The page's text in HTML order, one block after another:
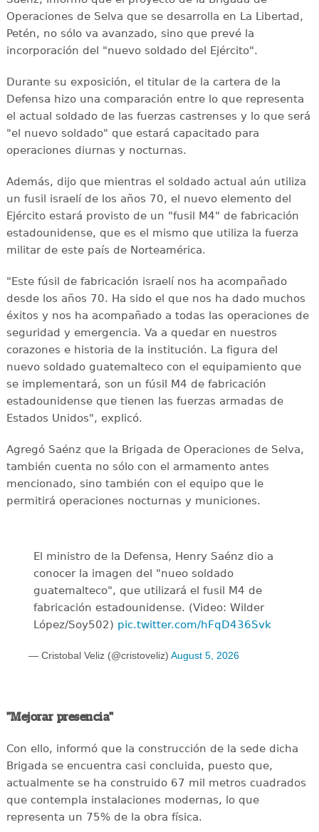
Operaciones de Selva que se desarrolla en La Libertad,
Petén, no sólo va avanzado, sino que prevé la
incorporación del "nuevo soldado del Ejército".
Durante su exposición, el titular de la cartera de la
Defensa hizo una comparación entre lo que representa
el actual soldado de las fuerzas castrenses y lo que será
"el nuevo soldado" que estará capacitado para
operaciones diurnas y nocturnas.
Además, dijo que mientras el soldado actual aún utiliza
un fusil israelí de los años 70, el nuevo elemento del
Ejército estará provisto de un "fusil M4" de fabricación
estadounidense, que es el mismo que utiliza la fuerza
militar de este país de Norteamérica.
"Este fúsil de fabricación israelí nos ha acompañado
desde los años 70. Ha sido el que nos ha dado muchos
éxitos y nos ha acompañado a todas las operaciones de
seguridad y emergencia. Va a quedar en nuestros
corazones e historia de la institución. La figura del
nuevo soldado guatemalteco con el equipamiento que
se implementará, son un fúsil M4 de fabricación
estadounidense que tienen las fuerzas armadas de
Estados Unidos", explicó.
Agregó Saénz que la Brigada de Operaciones de Selva,
también cuenta no sólo con el armamento antes
mencionado, sino también con el equipo que le
permitirá operaciones nocturnas y municiones.
El ministro de la Defensa, Henry Saénz dio a
conocer la imagen del "nueo soldado
guatemalteco", que utilizará el fusil M4 de
fabricación estadounidense. (Video: Wilder
López/Soy502) pic.twitter.com/hFqD436Svk
— Cristobal Veliz (@cristoveliz) August 5, 2026
"Mejorar presencia"
Con ello, informó que la construcción de la sede dicha
Brigada se encuentra casi concluida, puesto que,
actualmente se ha construido 67 mil metros cuadrados
que contempla instalaciones modernas, lo que
representa un 75% de la obra física.